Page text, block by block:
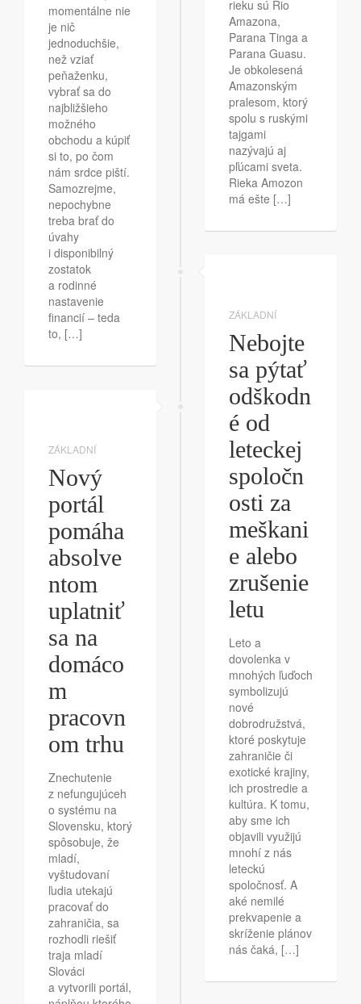
rieku sú Rio
Amazona,
Parana Tinga a
Parana Guasu.
Je obkolesená
Amazonským
pralesom, ktorý
spolu s ruskými
tajgami
nazývajú aj
pľúcami sveta.
Rieka Amozon
má ešte […]
momentálne nie
je nič
jednoduchšie,
než vziať
peňaženku,
vybrať sa do
najbližšieho
možného
obchodu a kúpiť
si to, po čom
nám srdce piští.
Samozrejme,
nepochybne
treba brať do
úvahy
i disponibilný
zostatok
a rodinné
nastavenie
financií – teda
to, […]
ZÁKLADNÍ
Nebojte
sa pýtať
odškodn
é od
leteckej
spoločn
osti za
meškani
e alebo
zrušenie
letu
Leto a
dovolenka v
mnohých ľuďoch
symbolizujú
nové
dobrodružstvá,
ktoré poskytuje
zahraničie či
exotické krajiny,
ich prostredie a
kultúra. K tomu,
aby sme ich
objavili využijú
mnohí z nás
leteckú
spoločnosť. A
aké nemilé
prekvapenie a
skríženie plánov
nás čaká, […]
ZÁKLADNÍ
Nový
portál
pomáha
absolve
ntom
uplatniť
sa na
domáco
m
pracovn
om trhu
Znechutenie
z nefungujúceh
o systému na
Slovensku, ktorý
spôsobuje, že
mladí,
vyštudovaní
ľudia utekajú
pracovať do
zahraničia, sa
rozhodli riešiť
traja mladí
Slováci
a vytvorili portál,